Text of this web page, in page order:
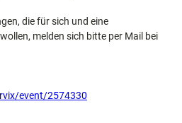
die für sich und eine
melden sich bitte per Mail bei
event/2574330